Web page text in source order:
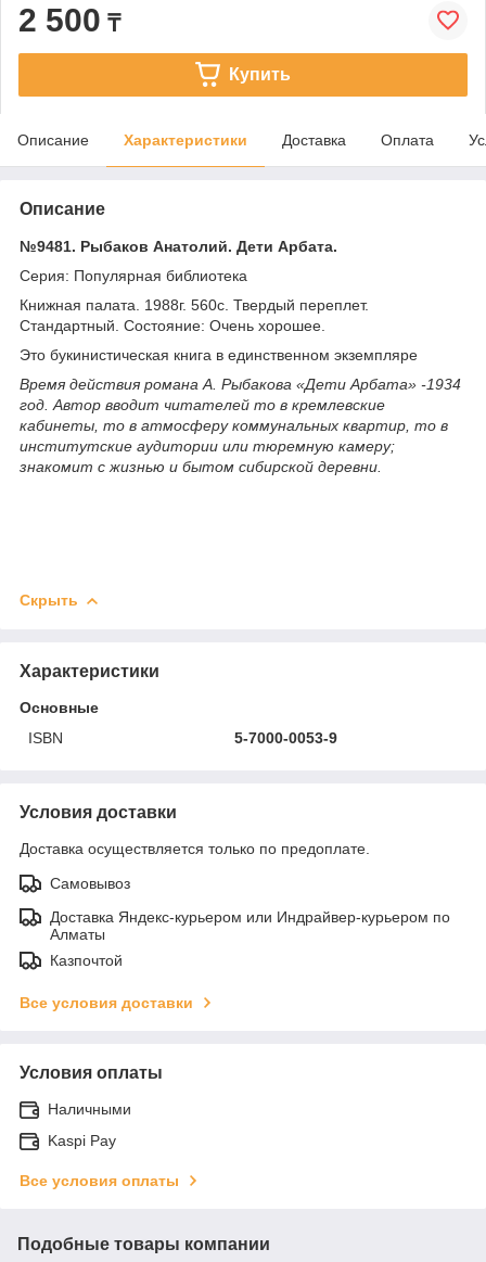
2 500 ₸
Купить
Описание Характеристики Доставка Оплата
Описание
№9481. Рыбаков Анатолий. Дети Арбата.
Серия: Популярная библиотека
Книжная палата. 1988г. 560с. Твердый переплет.
Стандартный. Состояние: Очень хорошее.
Это букинистическая книга в единственном экземпляре
Время действия романа А. Рыбакова «Дети Арбата» -1934
год. Автор вводит читателей то в кремлевские
кабинеты, то в атмосферу коммунальных квартир, то в
институтские аудитории или тюремную камеру;
знакомит с жизнью и бытом сибирской деревни.
Скрыть
Характеристики
Основные
ISBN
5-7000-0053-9
Условия доставки
Доставка осуществляется только по предоплате.
Самовывоз
Доставка Яндекс-курьером или Индрайвер-курьером по
Алматы
Казпочтой
Все условия доставки
Условия оплаты
Наличными
Kaspi Pay
Все условия оплаты
Подобные товары компании